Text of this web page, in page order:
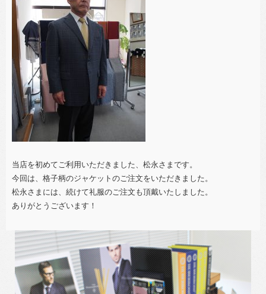
当店を初めてご利用いただきました、松永さまです。
今回は、格子柄のジャケットのご注文をいただきました。
松永さまには、続けて礼服のご注文も頂戴いたしました。
ありがとうございます！